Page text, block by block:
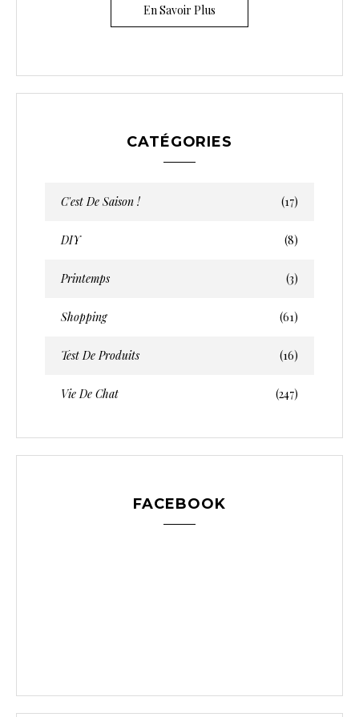
En Savoir Plus
CATÉGORIES
C'est De Saison ! (17)
DIY (8)
Printemps (3)
Shopping (61)
Test De Produits (16)
Vie De Chat (247)
FACEBOOK